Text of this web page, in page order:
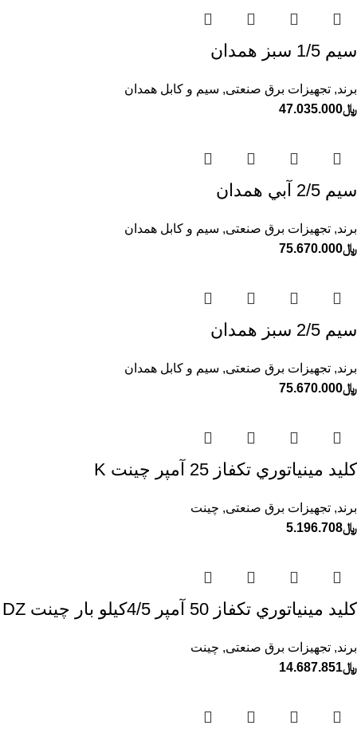
سيم 1/5 سبز همدان
برند, تجهیزات برق صنعتی, سیم و کابل همدان
﷼47.035.000
سيم 2/5 آبي همدان
برند, تجهیزات برق صنعتی, سیم و کابل همدان
﷼75.670.000
سيم 2/5 سبز همدان
برند, تجهیزات برق صنعتی, سیم و کابل همدان
﷼75.670.000
كليد مينياتوري تكفاز 25 آمپر چينت K
برند, تجهیزات برق صنعتی, چینت
﷼5.196.708
كليد مينياتوري تكفاز 50 آمپر 4/5كيلو بار چينت DZ
برند, تجهیزات برق صنعتی, چینت
﷼14.687.851